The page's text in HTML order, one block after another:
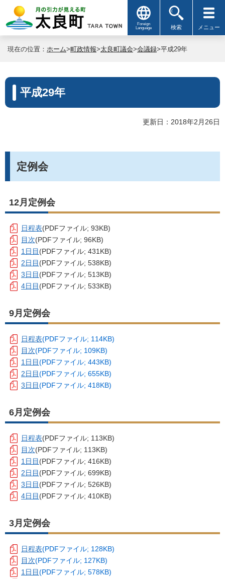
Foreign
Language
検索 メニュー
現在の位置： ホーム>町政情報>太良町議会>会議録>平成29年
平成29年
更新日：2018年2月26日
定例会
12月定例会
日程表(PDFファイル; 93KB)
目次(PDFファイル; 96KB)
1日目 (PDFファイル; 431KB)
2日目 (PDFファイル; 538KB)
3日目 (PDFファイル; 513KB)
4日目 (PDFファイル; 533KB)
9月定例会
日程表(PDFファイル; 114KB)
目次(PDFファイル; 109KB)
1日目(PDFファイル; 443KB)
2日目(PDFファイル; 655KB)
3日目(PDFファイル; 418KB)
6月定例会
日程表(PDFファイル; 113KB)
目次(PDFファイル; 113KB)
1日目 (PDFファイル; 416KB)
2日目 (PDFファイル; 699KB)
3日目 (PDFファイル; 526KB)
4日目 (PDFファイル; 410KB)
3月定例会
日程表(PDFファイル; 128KB)
目次(PDFファイル; 127KB)
1日目(PDFファイル; 578KB)